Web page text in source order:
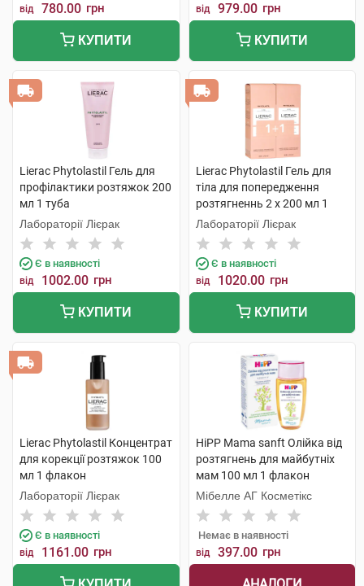
від 780.00 грн
КУПИТИ
від 979.00 грн
КУПИТИ
Lierac Phytolastil Гель для
профілактики розтяжок 200
мл 1 туба
Лабораторії Лієрак
Є в наявності
від 1002.00 грн
КУПИТИ
Lierac Phytolastil Гель для
тіла для попередження
розтягненнь 2 х 200 мл 1
набір
Лабораторії Лієрак
Є в наявності
від 1020.00 грн
КУПИТИ
Lierac Phytolastil Концентрат
для корекції розтяжок 100
мл 1 флакон
Лабораторії Лієрак
Є в наявності
від 1161.00 грн
HiPP Mama sanft Олійка від
розтягнень для майбутніх
мам 100 мл 1 флакон
Мібелле АГ Косметікс
Немає в наявності
від 397.00 грн